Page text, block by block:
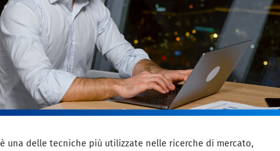
è una delle tecniche più utilizzate nelle ricerche di mercato,